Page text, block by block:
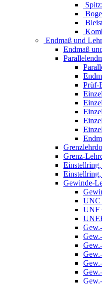
Endmaß und
Endmaß
Prüf-
Grenz-
Gewinde-
UNC
UNF